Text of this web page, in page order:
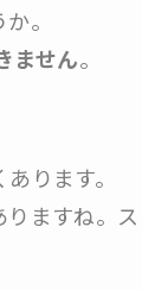
。
ません。
ります。
ますね。ス